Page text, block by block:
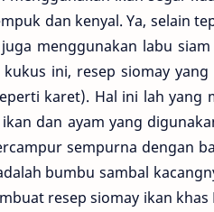
dan kenyal. Ya, selain
menggunakan labu
ini, resep siomay
karet). Hal ini lah yang
dan ayam yang
sempurna dengan
bumbu sambal
resep siomay ikan